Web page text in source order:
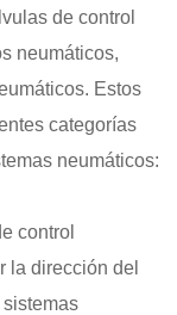
de control
neumáticos,
Estos
categorías
neumáticos:
control
la dirección del